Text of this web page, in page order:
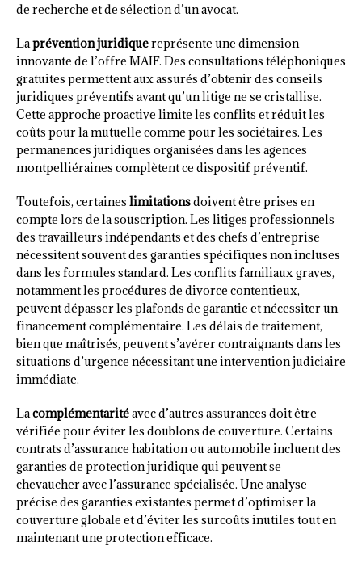
de recherche et de sélection d’un avocat.
Laprévention juridiquereprésente une dimension
innovante de l’offre MAIF. Des consultations téléphoniques
gratuites permettent aux assurés d’obtenir des conseils
juridiques préventifs avant qu’un litige ne se cristallise.
Cette approche proactive limite les conflits et réduit les
coûts pour la mutuelle comme pour les sociétaires. Les
permanences juridiques organisées dans les agences
montpelliéraines complètent ce dispositif préventif.
Toutefois, certaines limitationsdoivent être prises en
compte lors de la souscription. Les litiges professionnels
des travailleurs indépendants et des chefs d’entreprise
nécessitent souvent des garanties spécifiques non incluses
dans les formules standard. Les conflits familiaux graves,
notamment les procédures de divorce contentieux,
peuvent dépasser les plafonds de garantie et nécessiter un
financement complémentaire. Les délais de traitement,
bien que maîtrisés, peuvent s’avérer contraignants dans les
situations d’urgence nécessitant une intervention judiciaire
immédiate.
Lacomplémentaritéavec d’autres assurances doit être
vérifiée pour éviter les doublons de couverture. Certains
contrats d’assurance habitation ou automobile incluent des
garanties de protection juridique qui peuvent se
chevaucher avec l’assurance spécialisée. Une analyse
précise des garanties existantes permet d’optimiser la
couverture globale et d’éviter les surcoûts inutiles tout en
maintenant une protection efficace.